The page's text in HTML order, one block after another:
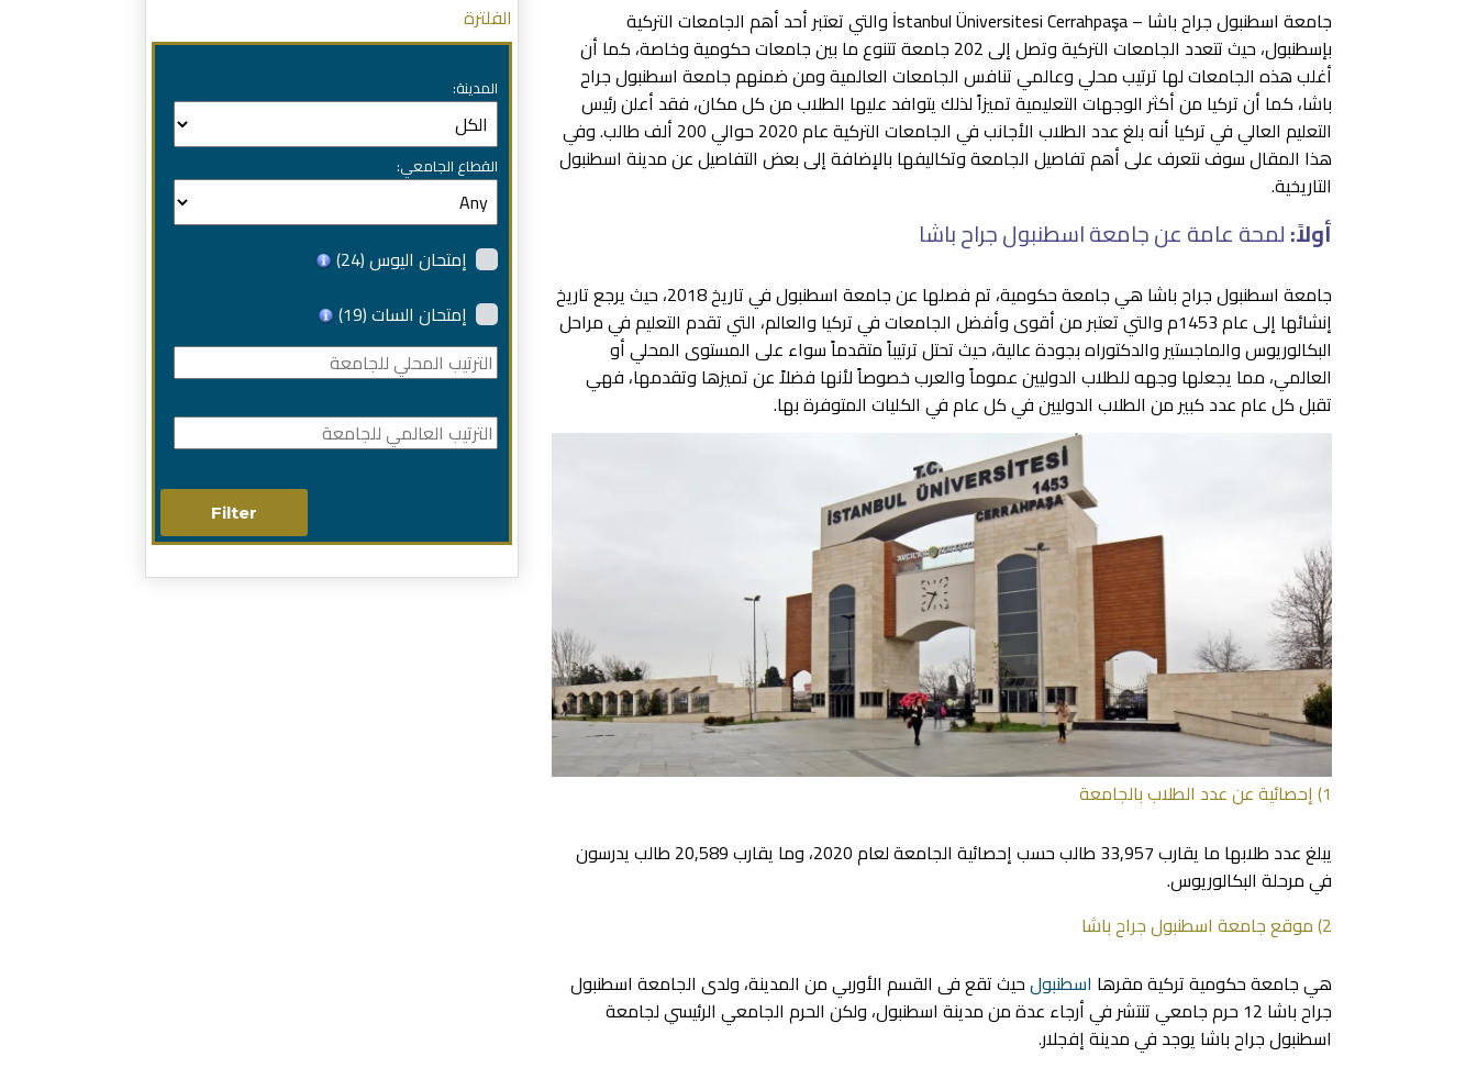
جامعة اسطنبول جراح باشا – İstanbul Üniversitesi Cerrahpaşa والتي تعتبر أحد أهم الجامعات التركية
بإسطنبول، حيث تتعدد الجامعات التركية وتصل إلى 202 جامعة تتنوع ما بين جامعات حكومية وخاصة، كما أن
أغلب هذه الجامعات لها ترتيب محلي وعالمي تنافس الجامعات العالمية ومن ضمنهم جامعة اسطنبول جراح
باشا، كما أن تركيا من أكثر الوجهات التعليمية تميزاً لذلك يتوافد عليها الطلاب من كل مكان، فقد أعلن رئيس
التعليم العالي في تركيا أنه بلغ عدد الطلاب الأجانب في الجامعات التركية عام 2020 حوالي 200 ألف طالب. وفي
هذا المقال سوف نتعرف على أهم تفاصيل الجامعة وتكاليفها بالإضافة إلى بعض التفاصيل عن مدينة اسطنبول
التاريخية.
أولاً:لمحة عامة عن جامعة اسطنبول جراح باشا
جامعة اسطنبول جراح باشا هي جامعة حكومية، تم فصلها عن جامعة اسطنبول في تاريخ 2018، حيث يرجع تاريخ
إنشائها إلى عام 1453م والتي تعتبر من أقوى وأفضل الجامعات في تركيا والعالم، التي تقدم التعليم في مراحل
البكالوريوس والماجستير والدكتوراه بجودة عالية، حيث تحتل ترتيباً متقدماً سواء على المستوى المحلي أو
العالمي، مما يجعلها وجهه للطلاب الدوليين عموماً والعرب خصوصاً لأنها فضلاً عن تميزها وتقدمها، فهي
تقبل كل عام عدد كبير من الطلاب الدوليين في كل عام في الكليات المتوفرة بها.
1) إحصائية عن عدد الطلاب بالجامعة
يبلغ عدد طلابها ما يقارب 33,957 طالب حسب إحصائية الجامعة لعام 2020، وما يقارب 20,589 طالب يدرسون
في مرحلة البكالوريوس.
2) موقع جامعة اسطنبول جراح باشا
هي جامعة حكومية تركية مقرها اسطنبولحيث تقع فى القسم الأوربي من المدينة، ولدى الجامعة اسطنبول
جراح باشا 12 حرم جامعي تنتشر في أرجاء عدة من مدينة اسطنبول، ولكن الحرم الجامعي الرئيسي لجامعة
اسطنبول جراح باشا يوجد في مدينة إفجلار.
الفلترة
المدينة:
القطاع الجامعي:
إمتحان اليوس(24)
إمتحان السات(19)